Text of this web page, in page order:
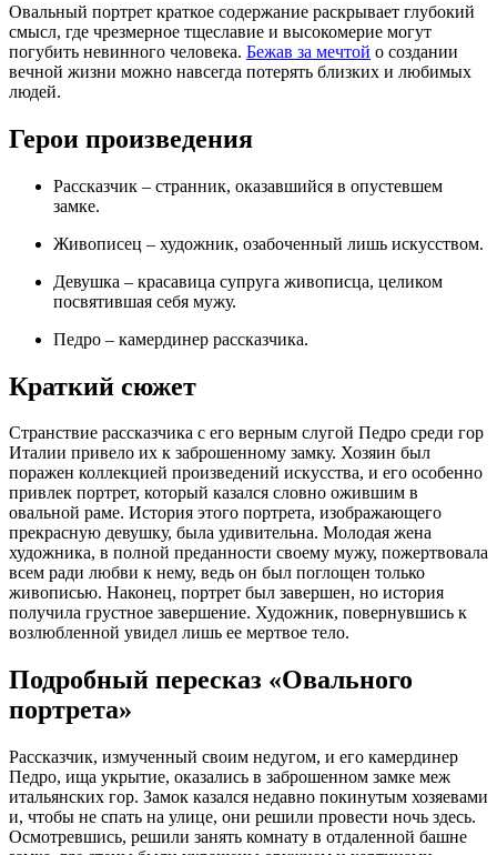
Овальный портрет краткое содержание раскрывает глубокий
смысл, где чрезмерное тщеславие и высокомерие могут
погубить невинного человека. Бежав за мечтой о создании
вечной жизни можно навсегда потерять близких и любимых
людей.
Герои произведения
Рассказчик – странник, оказавшийся в опустевшем
замке.
Живописец – художник, озабоченный лишь искусством.
Девушка – красавица супруга живописца, целиком
посвятившая себя мужу.
Педро – камердинер рассказчика.
Краткий сюжет
Странствие рассказчика с его верным слугой Педро среди гор
Италии привело их к заброшенному замку. Хозяин был
поражен коллекцией произведений искусства, и его особенно
привлек портрет, который казался словно ожившим в
овальной раме. История этого портрета, изображающего
прекрасную девушку, была удивительна. Молодая жена
художника, в полной преданности своему мужу, пожертвовала
всем ради любви к нему, ведь он был поглощен только
живописью. Наконец, портрет был завершен, но история
получила грустное завершение. Художник, повернувшись к
возлюбленной увидел лишь ее мертвое тело.
Подробный пересказ «Овального
портрета»
Рассказчик, измученный своим недугом, и его камердинер
Педро, ища укрытие, оказались в заброшенном замке меж
итальянских гор. Замок казался недавно покинутым хозяевами
и, чтобы не спать на улице, они решили провести ночь здесь.
Осмотревшись, решили занять комнату в отдаленной башне